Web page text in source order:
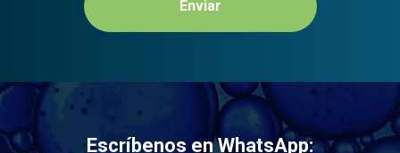
Enviar
Escríbenos en WhatsApp: